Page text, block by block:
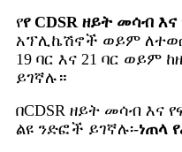
የየ CDSR ዘይት መሳብ
አፕሊኬሽኖች ወይም
19 ባር እና 21 ባር ወይም
ይገኛሉ።
በCDSR ዘይት መሳብ እና
ልዩ ንድፎች ይገኛሉ፡-ነጠላ